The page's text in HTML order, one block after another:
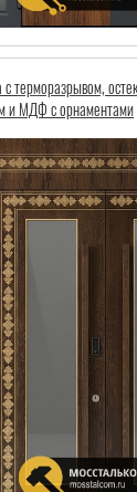
с терморазрывом,
и МДФ с орнаментами